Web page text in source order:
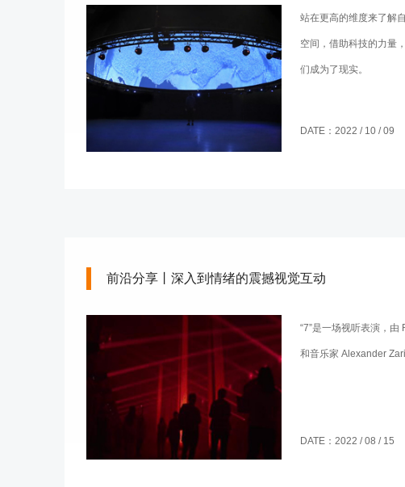
站在更高的维度来了解
空间，借助科技的力量
们成为了现实。
DATE：2022 / 10 / 09
前沿分享丨深入到情绪的震撼视觉互动
“7”是一场视听表演，
和音乐家 Alexander
DATE：2022 / 08 / 15